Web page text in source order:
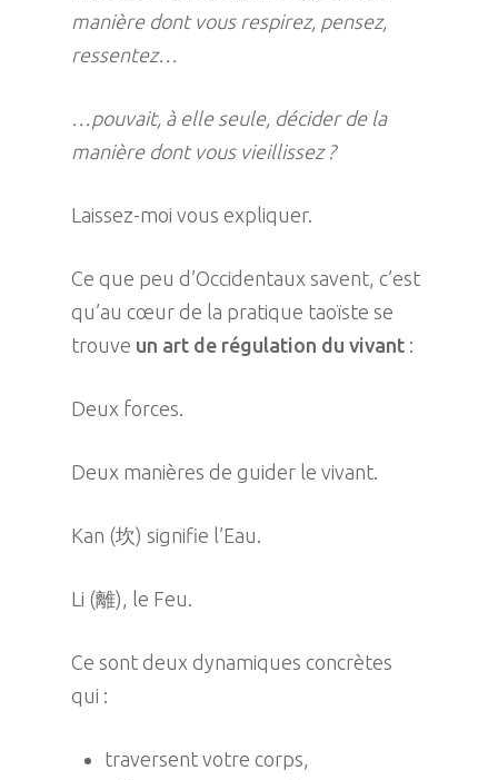
manière dont vous respirez, pensez,
ressentez…
…pouvait, à elle seule, décider de la
manière dont vous vieillissez ?
Laissez-moi vous expliquer.
Ce que peu d’Occidentaux savent, c’est
qu’au cœur de la pratique taoïste se
trouve un art de régulation du vivant :
Deux forces.
Deux manières de guider le vivant.
Kan (坎) signifie l’Eau.
Li (離), le Feu.
Ce sont deux dynamiques concrètes
qui :
traversent votre corps,